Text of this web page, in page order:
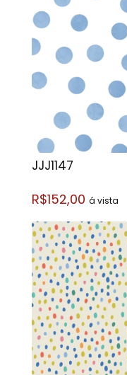
JJJ1147
R$152,00 á vista